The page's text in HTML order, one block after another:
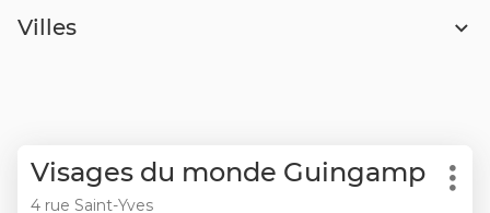
Villes
sur
la
Point
de
Visages du monde Guingamp
4 rue Saint-Yves
Plus